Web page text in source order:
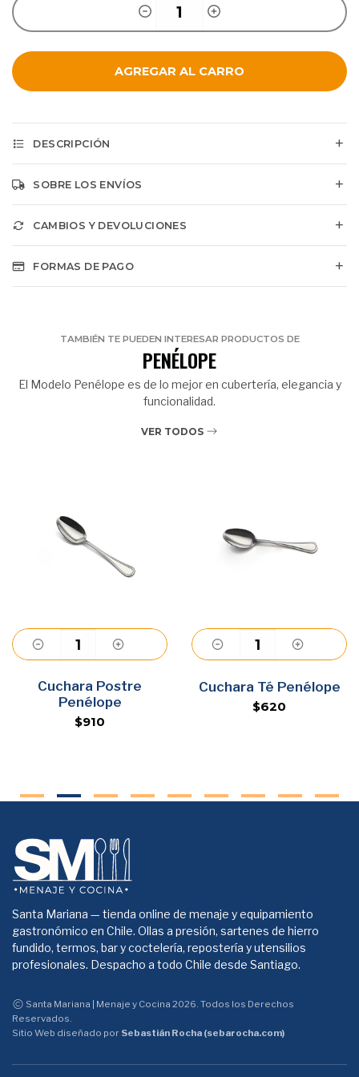
AGREGAR AL CARRO
DESCRIPCIÓN
SOBRE LOS ENVÍOS
CAMBIOS Y DEVOLUCIONES
FORMAS DE PAGO
TAMBIÉN TE PUEDEN INTERESAR PRODUCTOS DE
PENÉLOPE
El Modelo Penélope es de lo mejor en cubertería, elegancia y
funcionalidad.
VER TODOS
Agregar
Cuchara Postre
Penélope
$910
Agregar
Cuchara Té Penélope
$620
Santa Mariana — tienda online de menaje y equipamiento
gastronómico en Chile. Ollas a presión, sartenes de hierro
fundido, termos, bar y coctelería, repostería y utensilios
profesionales. Despacho a todo Chile desde Santiago.
Santa Mariana | Menaje y Cocina 2026. Todos los Derechos
Reservados.
Sitio Web diseñado por Sebastián Rocha (sebarocha.com)